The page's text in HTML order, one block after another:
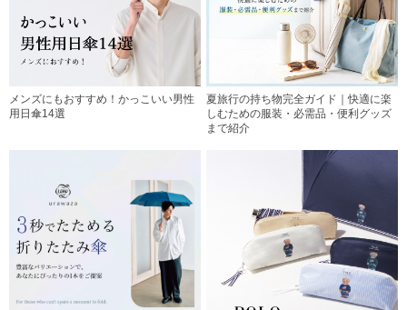
メンズにもおすすめ！かっこいい男性
用日傘14選
夏旅行の持ち物完全ガイド｜快適に楽
しむための服装・必需品・便利グッズ
まで紹介